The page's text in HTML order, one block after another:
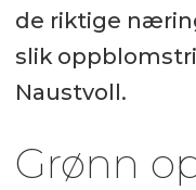
de riktige
slik
Naustvoll.
Grønn